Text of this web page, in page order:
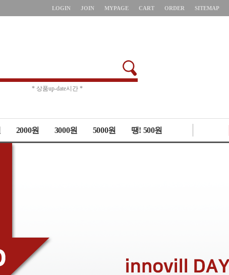
LOGIN JOIN MYPAGE CART ORDER SITEMAP
* 주문취소 제한 *
2000원 3000원 5000원 땡! 500원